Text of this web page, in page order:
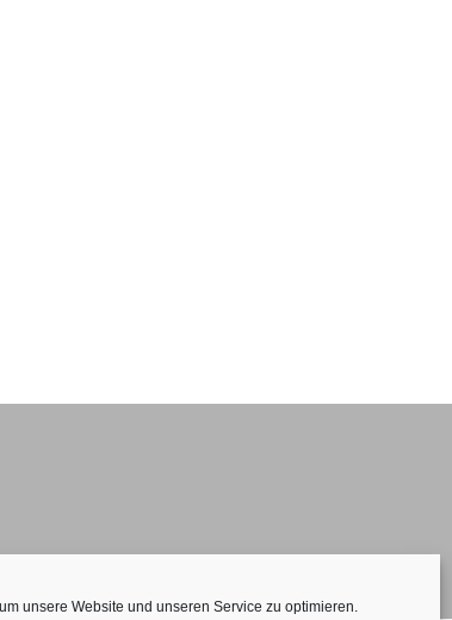
unsere Website und unseren Service zu optimieren.